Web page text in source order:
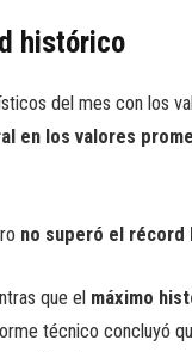
histórico
del mes con los
en los valores
no superó el
que el máximo
técnico concluyó